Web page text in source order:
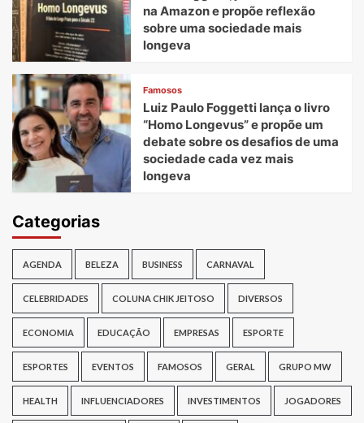
na Amazon e propõe reflexão
sobre uma sociedade mais
longeva
Famosos
Luiz Paulo Foggetti lança o livro
“Homo Longevus” e propõe um
debate sobre os desafios de uma
sociedade cada vez mais
longeva
Categorias
AGENDA BELEZA BUSINESS CARNAVAL
CELEBRIDADES COLUNA CHIK JEITOSO DIVERSOS
ECONOMIA EDUCAÇÃO EMPRESAS ESPORTE
ESPORTES EVENTOS FAMOSOS GERAL GRUPO MW
HEALTH INFLUENCIADORES INVESTIMENTOS JOGADORES